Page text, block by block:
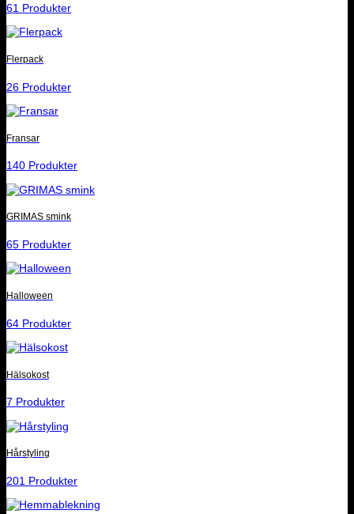
61 Produkter
Flerpack
26 Produkter
Fransar
140 Produkter
GRIMAS smink
65 Produkter
Halloween
64 Produkter
Hälsokost
7 Produkter
Hårstyling
201 Produkter